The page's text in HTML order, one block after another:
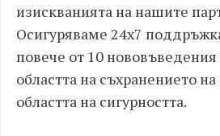
изискванията на нашите
Осигуряваме 24х7
повече от 10
областта на съхранението
областта на сигурността.